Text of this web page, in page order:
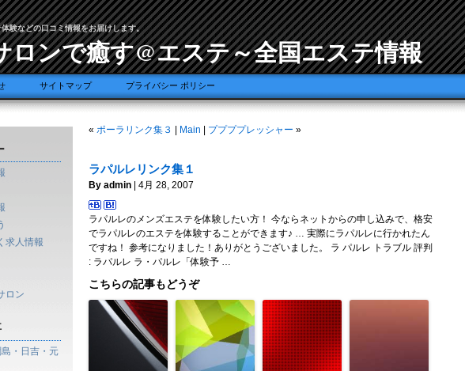
験などの口コミ情報をお届けします。
ロンで癒す@エステ～全国エステ情報
サイトマップ プライバシー ポリシー
求人情報
ロン
・日吉・元
« ポーラリンク集３ Main ププププレッシャー »
ラパルレリンク集１
By admin | 4月 28, 2007
ラパルレのメンズエステを体験したい方！ 今ならネットからの申し込みで、格安
でラパルレのエステを体験することができます♪ … 実際にラパルレに行かれたん
ですね！ 参考になりました！ありがとうございました。 ラ パルレ トラブル 評判
: ラパルレ ラ・パルレ「体験予 …
こちらの記事もどうぞ